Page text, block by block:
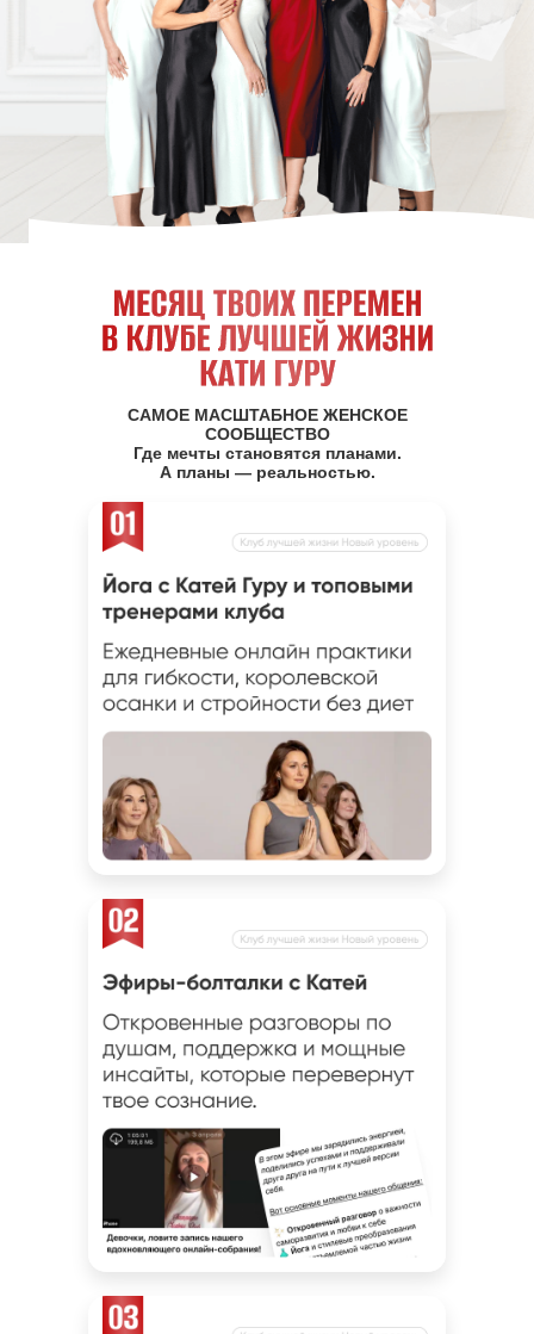
САМОЕ МАСШТАБНОЕ ЖЕНСКОЕ
СООБЩЕСТВО
Где мечты становятся планами.
А планы — реальностью.